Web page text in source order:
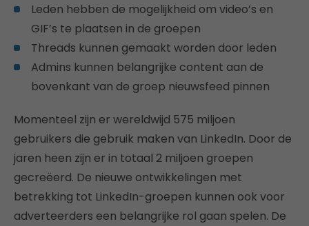
Leden hebben de mogelijkheid om video’s en
GIF’s te plaatsen in de groepen
Threads kunnen gemaakt worden door leden
Admins kunnen belangrijke content aan de
bovenkant van de groep nieuwsfeed pinnen
Momenteel zijn er wereldwijd 575 miljoen
gebruikers die gebruik maken van LinkedIn. Door de
jaren heen zijn er in totaal 2 miljoen groepen
gecreëerd. De nieuwe ontwikkelingen met
betrekking tot LinkedIn-groepen kunnen ook voor
adverteerders een belangrijke rol gaan spelen. De